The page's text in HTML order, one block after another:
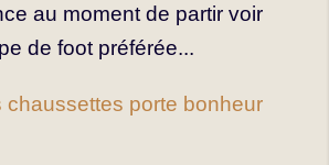
au moment de partir voir
de foot préférée...
chaussettes porte bonheur